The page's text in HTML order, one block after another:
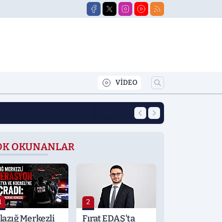
VİDEO
14:35 Elazığ'da Yol ve
OKUNANLAR
Merkezli
2
Fırat EDAŞ'ta